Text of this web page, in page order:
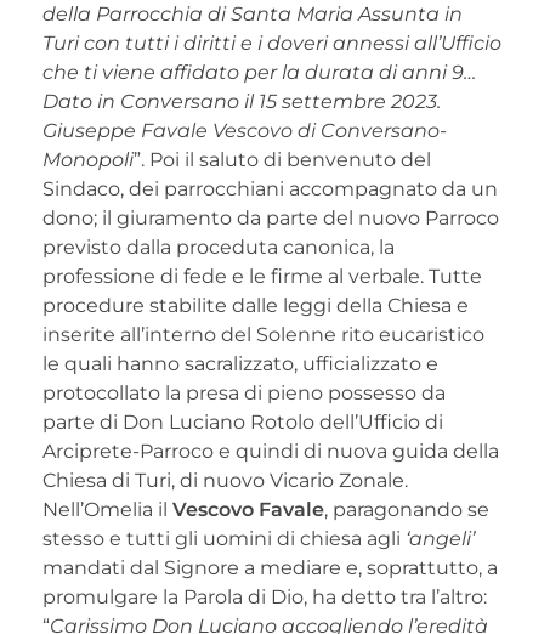
della Parrocchia di Santa Maria Assunta in
Turi con tutti i diritti e i doveri annessi all’Ufficio
che ti viene affidato per la durata di anni 9…
Dato in Conversano il 15 settembre 2023.
Giuseppe Favale Vescovo di Conversano-
Monopoli”. Poi il saluto di benvenuto del
Sindaco, dei parrocchiani accompagnato da un
dono; il giuramento da parte del nuovo Parroco
previsto dalla proceduta canonica, la
professione di fede e le firme al verbale. Tutte
procedure stabilite dalle leggi della Chiesa e
inserite all’interno del Solenne rito eucaristico
le quali hanno sacralizzato, ufficializzato e
protocollato la presa di pieno possesso da
parte di Don Luciano Rotolo dell’Ufficio di
Arciprete-Parroco e quindi di nuova guida della
Chiesa di Turi, di nuovo Vicario Zonale.
Nell’Omelia il Vescovo Favale, paragonando se
stesso e tutti gli uomini di chiesa agli ‘angeli’
mandati dal Signore a mediare e, soprattutto, a
promulgare la Parola di Dio, ha detto tra l’altro:
“Carissimo Don Luciano accogliendo l’eredità